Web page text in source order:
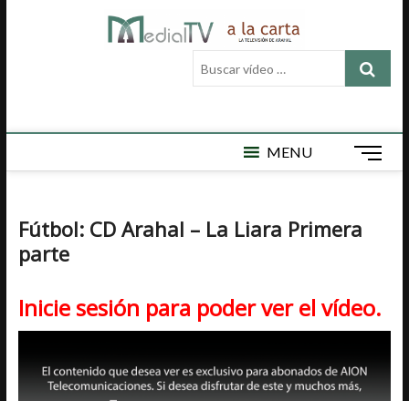
Medial
TV a la
LA TELEVISIÓN
LOCAL DE
ARAHAL, AQUÍ
ACTUALIDAD,
DEPORTES,
CULTURA,
NOTICIAS
Buscar
vídeo
MENU
B
o
n
e
n
Fútbol: CD Arahal – La Liara Primera
parte
Inicie sesión para poder ver el vídeo.